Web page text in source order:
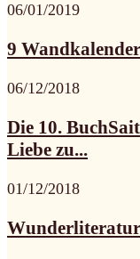
06/01/2019
9
06/12/2018
Die 10.
Liebe zu...
01/12/2018
Wunderliteratur